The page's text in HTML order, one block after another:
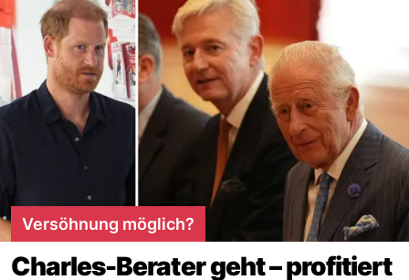
Versöhnung möglich?
Charles-Berater geht – profitiert